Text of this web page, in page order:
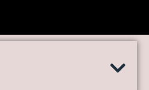
les critères